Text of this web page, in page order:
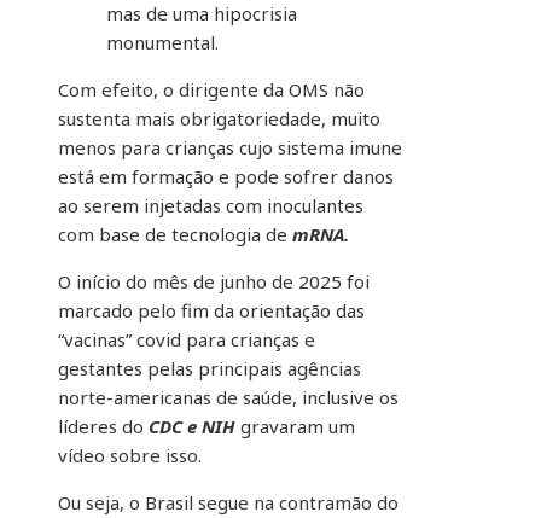
mas de uma hipocrisia
monumental.
Com efeito, o dirigente da OMS não
sustenta mais obrigatoriedade, muito
menos para crianças cujo sistema imune
está em formação e pode sofrer danos
ao serem injetadas com inoculantes
com base de tecnologia de mRNA.
O início do mês de junho de 2025 foi
marcado pelo fim da orientação das
“vacinas” covid para crianças e
gestantes pelas principais agências
norte-americanas de saúde, inclusive os
líderes do CDC e NIH gravaram um
vídeo sobre isso.
Ou seja, o Brasil segue na contramão do